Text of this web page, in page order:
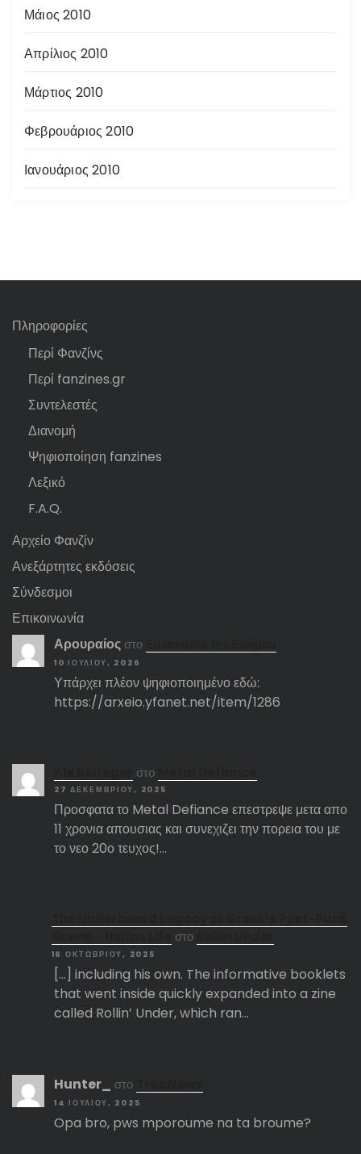
Μάιος 2010
Απρίλιος 2010
Μάρτιος 2010
Φεβρουάριος 2010
Ιανουάριος 2010
Πληροφορίες
Περί Φανζίνς
Περί fanzines.gr
Συντελεστές
Διανομή
Ψηφιοποίηση fanzines
Λεξικό
F.A.Q.
Αρχείο Φανζίν
Ανεξάρτητες εκδόσεις
Σύνδεσμοι
Επικοινωνία
Αρουραίος στο
10 ΙΟΥΛΊΟΥ, 2026
Υπάρχει πλέον ψηφιοποιημένο εδώ:
https://arxeio.yfanet.net/item/1286
στο
27 ΔΕΚΕΜΒΡΊΟΥ, 2025
Προσφατα το Metal Defiance επεστρεψε μετα απο
11 χρονια απουσιας και συνεχιζει την πορεια του με
το νεο 20ο τευχος!…
στο
16 ΟΚΤΩΒΡΊΟΥ, 2025
[…] including his own. The informative booklets
that went inside quickly expanded into a zine
called Rollin’ Under, which ran…
Hunter_ στο
14 ΙΟΥΛΊΟΥ, 2025
Opa bro, pws mporoume na ta broume?